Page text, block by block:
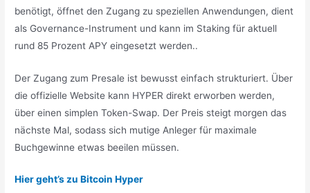
benötigt, öffnet den Zugang zu speziellen Anwendungen, dient
als Governance-Instrument und kann im Staking für aktuell
rund 85 Prozent APY eingesetzt werden..
Der Zugang zum Presale ist bewusst einfach strukturiert. Über
die offizielle Website kann HYPER direkt erworben werden,
über einen simplen Token-Swap. Der Preis steigt morgen das
nächste Mal, sodass sich mutige Anleger für maximale
Buchgewinne etwas beeilen müssen.
Hier geht’s zu Bitcoin Hyper